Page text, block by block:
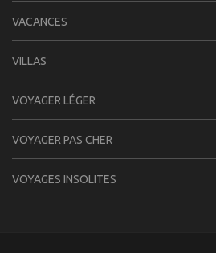
VACANCES
VILLAS
VOYAGER LÉGER
VOYAGER PAS CHER
VOYAGES INSOLITES